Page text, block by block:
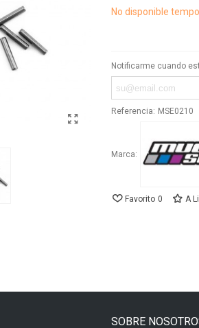
No disponible
Notificarme cuando
Referencia: MSE0210
Marca:
Favorito 0 A
SOBRE